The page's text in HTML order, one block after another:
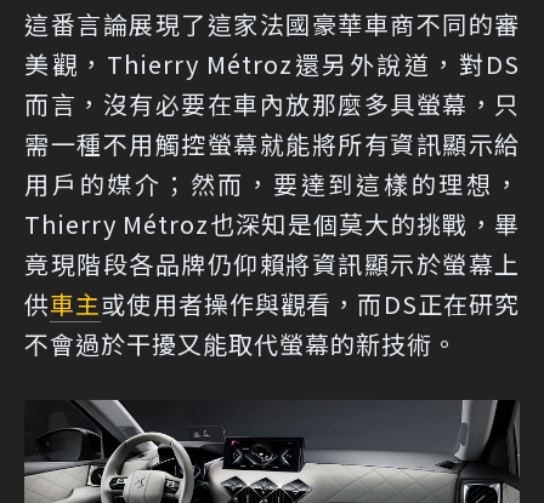
這番言論展現了這家法國豪華車商不同的審
美觀，Thierry Métroz還另外說道，對DS
而言，沒有必要在車內放那麼多具螢幕，只
需一種不用觸控螢幕就能將所有資訊顯示給
用戶的媒介；然而，要達到這樣的理想，
Thierry Métroz也深知是個莫大的挑戰，畢
竟現階段各品牌仍仰賴將資訊顯示於螢幕上
供車主或使用者操作與觀看，而DS正在研究
不會過於干擾又能取代螢幕的新技術。